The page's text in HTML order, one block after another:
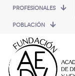
PROFESIONALES
POBLACIÓN